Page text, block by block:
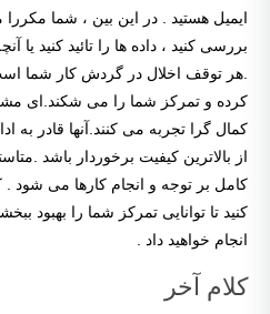
ایمیل هستید . در این بین ، شما
بررسی کنید ، داده ها را تائید کنید یا
.هر توقف اخلال در گردش کار شما
کرده و تمرکز شما را می شکند.ای
کمال گرا تجربه می کنند.آنها قادر به
از بالاترین کیفیت برخوردار باشد
کامل بر توجه و انجام کارها می شود .
کنید تا توانایی تمرکز شما را بهبود
انجام خواهید داد .
کلام آخر